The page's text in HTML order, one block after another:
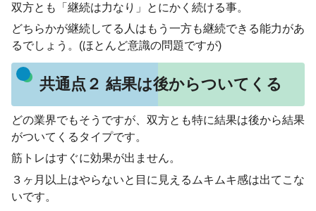
双方とも「継続は力なり」とにかく続ける事。
どちらかが継続してる人はもう一方も継続できる能力があ
るでしょう。(ほとんど意識の問題ですが)
共通点２ 結果は後からついてくる
どの業界でもそうですが、双方とも特に結果は後から結果
がついてくるタイプです。
筋トレはすぐに効果が出ません。
３ヶ月以上はやらないと目に見えるムキムキ感は出てこな
いです。